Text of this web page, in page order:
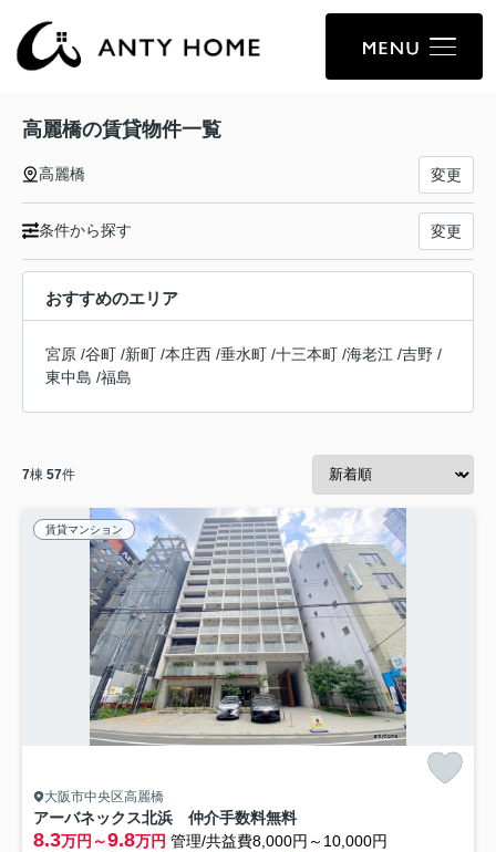
高麗橋の賃貸物件一覧
高麗橋 変更
条件から探す 変更
おすすめのエリア
宮原 /谷町 /新町 /本庄西 /垂水町 /十三本町 /海老江 /吉野 /
東中島 /福島
7棟 57件
賃貸マンション
大阪市中央区高麗橋
アーバネックス北浜 仲介手数料無料
8.3万円～9.8万円 管理/共益費8,000円～10,000円